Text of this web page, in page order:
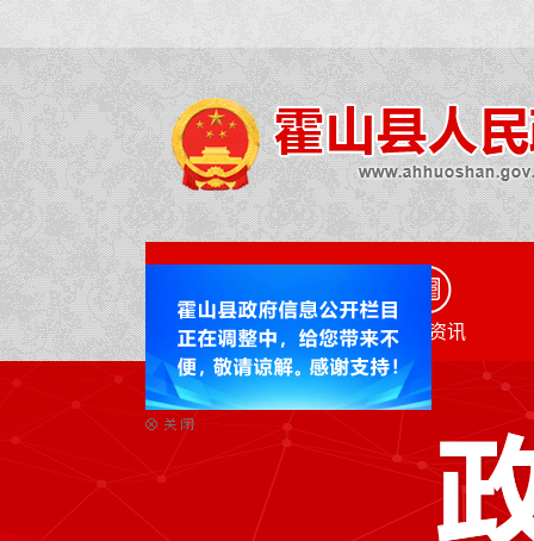
网站首页 政务资讯